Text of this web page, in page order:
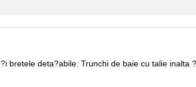
bretele deta?abile. Trunchi de baie cu talie inalta